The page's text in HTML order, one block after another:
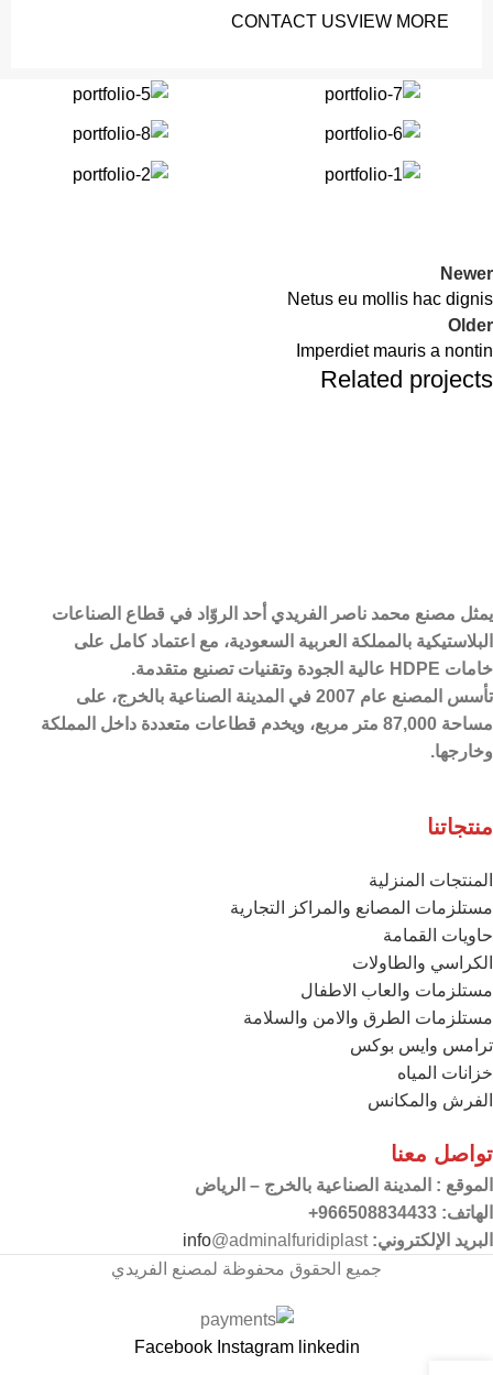
VIEW MORE
CONTACT US
Newer
Netus eu mollis hac dignis
Older
Imperdiet mauris a nontin
Related projects
يمثل مصنع محمد ناصر الفريدي أحد الروّاد في قطاع الصناعات
البلاستيكية بالمملكة العربية السعودية، مع اعتماد كامل على
خامات HDPE عالية الجودة وتقنيات تصنيع متقدمة.
تأسس المصنع عام 2007 في المدينة الصناعية بالخرج، على
مساحة 87,000 متر مربع، ويخدم قطاعات متعددة داخل المملكة
وخارجها.
منتجاتنا
المنتجات المنزلية
مستلزمات المصانع والمراكز التجارية
حاويات القمامة
الكراسي والطاولات
مستلزمات والعاب الاطفال
مستلزمات الطرق والامن والسلامة
ترامس وايس بوكس
خزانات المياه
الفرش والمكانس
تواصل معنا
الموقع : المدينة الصناعية بالخرج – الرياض
الهاتف: 966508834433+
البريد الإلكتروني:
info@adminalfuridiplast
جميع الحقوق محفوظة لمصنع الفريدي
Facebook Instagram linkedin